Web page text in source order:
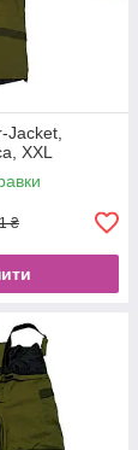
Jacket,
ХХL
₴